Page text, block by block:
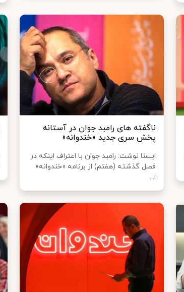
ناگفته های رامبد جوان در آستانه
پخش سری جدید «خندوانه»
ایسنا نوشت: رامبد جوان با اعتراف اینکه در
فصل گذشته (هفتم) از برنامه «خندوانه»
ا...